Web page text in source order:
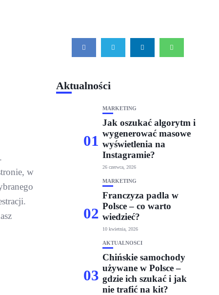
w
Aktualności
01
MARKETING
Jak oszukać algorytm i
wygenerować masowe
wyświetlenia na
Instagramie?
26 czerwca, 2026
02
MARKETING
Franczyza padla w
Polsce – co warto
wiedzieć?
10 kwietnia, 2026
03
AKTUALNOŚCI
Chińskie samochody
używane w Polsce –
gdzie ich szukać i jak
nie trafić na kit?